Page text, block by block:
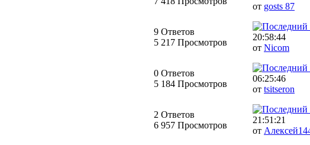
от gosts 87
9 Ответов
5 217 Просмотров
20:58:44
от Nicom
0 Ответов
5 184 Просмотров
06:25:46
от tsitseron
2 Ответов
6 957 Просмотров
21:51:21
от